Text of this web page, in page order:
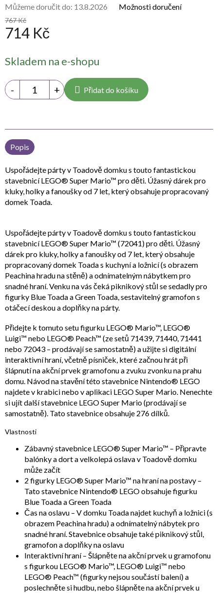
767 Kč
714 Kč
cena:
Skladem na e-shopu
Můžeme doručit do: 13.8.2026 Možnosti doručení
Přidat do košíku
Popis
Uspořádejte párty v Toadově domku s touto fantastickou
stavebnicí LEGO® Super Mario™ pro děti. Úžasný dárek pro
kluky, holky a fanoušky od 7 let, který obsahuje propracovaný
domek Toada.
Uspořádejte párty v Toadově domku s touto fantastickou
stavebnicí LEGO® Super Mario™ (72041) pro děti. Úžasný
dárek pro kluky, holky a fanoušky od 7 let, který obsahuje
propracovaný domek Toada s kuchyní a ložnicí (s obrazem
Peachina hradu na stěně) a odnímatelným nábytkem pro
snadné hraní. Venku na vás čeká piknikový stůl se sedadly pro
figurky Blue Toada a Green Toada, sestavitelný gramofon s
otáčecí deskou a doplňky na párty.
Přidejte k tomuto setu figurku LEGO® Mario™, LEGO®
Luigi™ nebo LEGO® Peach™ (ze setů 71439, 71440, 71441
nebo 72043 – prodávají se samostatně) a užijte si digitální
interaktivní hraní, včetně písniček, které začnou hrát při
šlápnutí na akční prvek gramofonu a zvuku zvonku na prahu
domu. Návod na stavění této stavebnice Nintendo® LEGO
najdete v krabici nebo v aplikaci LEGO Super Mario. Nenechte
si ujít další stavebnice LEGO Super Mario (prodávají se
samostatně). Tato stavebnice obsahuje 276 dílků.
Vlastnosti
Zábavný stavebnice LEGO® Super Mario™ – Připravte
balónky a dort a velkolepá oslava v Toadově domku
může začít
2 figurky LEGO® Super Mario™ na hraní na postavy –
Tato stavebnice Nintendo® LEGO obsahuje figurku
Blue Toada a Green Toada
Čas na oslavu – V domku Toada najdet kuchyň a ložnici (s
obrazem Peachina hradu) a odnímatelný nábytek pro
snadné hraní. Stavebnice obsahuje také piknikový stůl,
gramofon a doplňky na oslavu
Interaktivní hraní – Šlápněte na akční prvek u gramofonu
s figurkou LEGO® Mario™, LEGO® Luigi™ nebo
LEGO® Peach™ (figurky nejsou součástí balení) a
poslechněte si hudbu, nebo šlápněte na akční prvek u